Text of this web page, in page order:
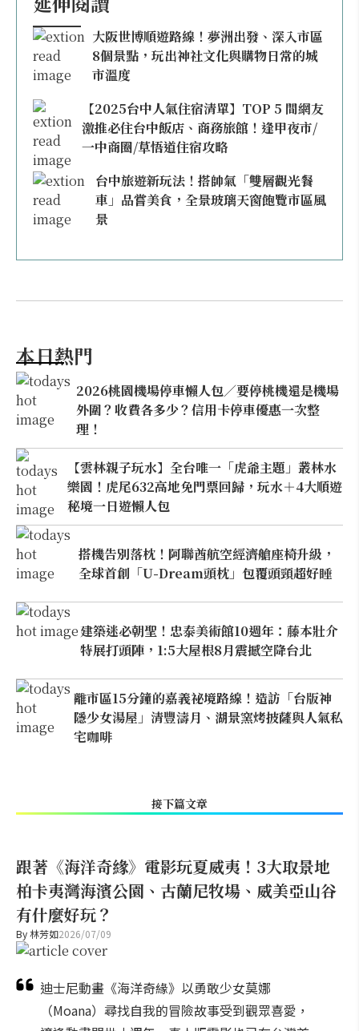
大阪世博順遊路線！夢洲出發、深入市區
8個景點，玩出神社文化與購物日常的城
市溫度
【2025台中人氣住宿清單】TOP 5 間網友
激推必住台中飯店、商務旅館！逢甲夜市/
一中商圈/草悟道住宿攻略
台中旅遊新玩法！搭帥氣「雙層觀光餐
車」品嘗美食，全景玻璃天窗飽覽市區風
景
本日熱門
2026桃園機場停車懶人包／要停桃機還是機場
外圍？收費各多少？信用卡停車優惠一次整
理！
【雲林親子玩水】全台唯一「虎爺主題」叢林水
樂園！虎尾632高地免門票回歸，玩水＋4大順遊
秘境一日遊懶人包
搭機告別落枕！阿聯酋航空經濟艙座椅升級，
全球首創「U-Dream頭枕」包覆頭頸超好睡
建築迷必朝聖！忠泰美術館10週年：藤本壯介
特展打頭陣，1:5大屋根8月震撼空降台北
離市區15分鐘的嘉義祕境路線！造訪「台版神
隱少女湯屋」清豐濤月、湖景窯烤披薩與人氣私
宅咖啡
接下篇文章
跟著《海洋奇緣》電影玩夏威夷！3大取景地
柏卡夷灣海濱公園、古蘭尼牧場、威美亞山谷
有什麼好玩？
By林芳如2026/07/09
迪士尼動畫《海洋奇緣》以勇敢少女莫娜
（Moana）尋找自我的冒險故事受到觀眾喜愛，